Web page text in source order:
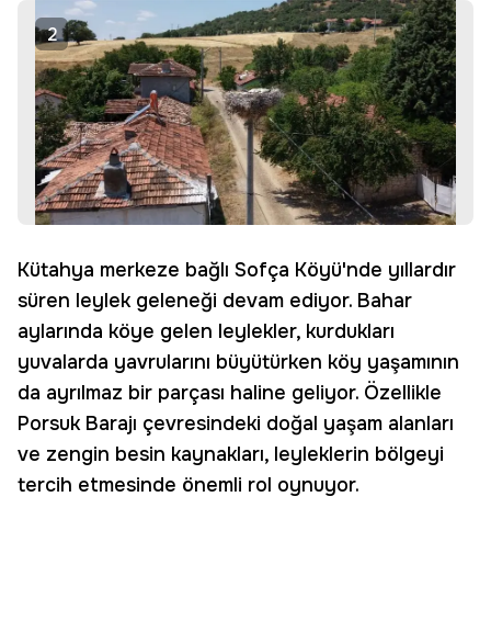
2
Kütahya merkeze bağlı Sofça Köyü'nde yıllardır
süren leylek geleneği devam ediyor. Bahar
aylarında köye gelen leylekler, kurdukları
yuvalarda yavrularını büyütürken köy yaşamının
da ayrılmaz bir parçası haline geliyor. Özellikle
Porsuk Barajı çevresindeki doğal yaşam alanları
ve zengin besin kaynakları, leyleklerin bölgeyi
tercih etmesinde önemli rol oynuyor.